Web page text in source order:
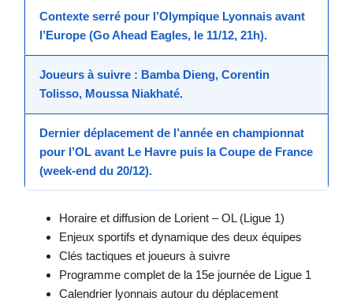
Contexte serré pour l’Olympique Lyonnais avant
l’Europe (Go Ahead Eagles, le 11/12, 21h).
Joueurs à suivre : Bamba Dieng, Corentin
Tolisso, Moussa Niakhaté.
Dernier déplacement de l’année en championnat
pour l’OL avant Le Havre puis laCoupe de France
(week-end du 20/12).
Horaire et diffusion de Lorient – OL (Ligue 1)
Enjeux sportifs et dynamique des deux équipes
Clés tactiques et joueurs à suivre
Programme complet de la 15e journée de Ligue 1
Calendrier lyonnais autour du déplacement